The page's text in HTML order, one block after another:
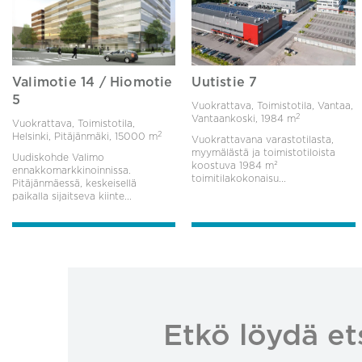
Valimotie 14 / Hiomotie
5
Vuokrattava, Toimistotila,
Helsinki, Pitäjänmäki, 15000 m2
Uudiskohde Valimo
ennakkomarkkinoinnissa.
Pitäjänmäessä, keskeisellä
paikalla sijaitseva kiinte...
Uutistie 7
Vuokrattava, Toimistotila, Vantaa,
Vantaankoski,1984 m2
Vuokrattavana varastotilasta,
myymälästä ja toimistotiloista
koostuva 1984 m²
toimitilakokonaisu...
Etkö löydä